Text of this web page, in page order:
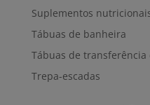
Suplementos
Tábuas de banheira
Tábuas de transferência
Trepa-escadas